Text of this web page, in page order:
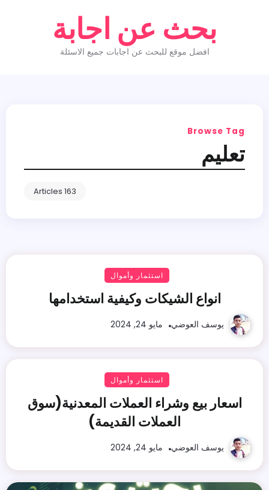
بحث عن اجابة
افضل موقع للبحث عن اجابات جميع الاسئلة
Browse Tag
تعليم
163 Articles
استثمار وأموال
انواع الشيكات وكيفية استخدامها
يوسف العوضي مايو 24, 2024
استثمار وأموال
اسعار بيع وشراء العملات المعدنية(سوق
العملات القديمة)
يوسف العوضي مايو 24, 2024